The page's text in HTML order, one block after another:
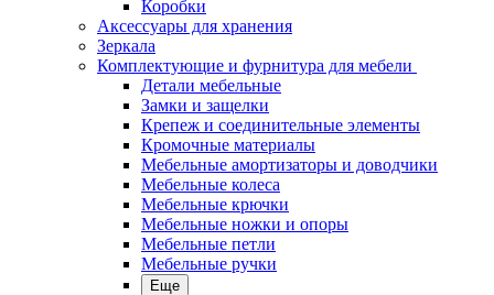
Коробки
Аксессуары для хранения
Зеркала
Комплектующие и фурнитура для мебели
Детали мебельные
Замки и защелки
Крепеж и соединительные элементы
Кромочные материалы
Мебельные амортизаторы и доводчики
Мебельные колеса
Мебельные крючки
Мебельные ножки и опоры
Мебельные петли
Мебельные ручки
Еще